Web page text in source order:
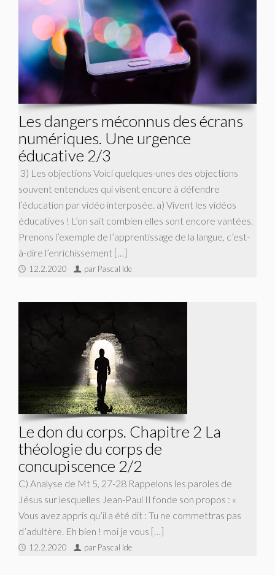
Les dangers méconnus des écrans
numériques. Une urgence
éducative 2/3
3) Les objections Voici quelques-unes des objections
souvent entendues qui visent encore à défendre
l’éducation par vidéo interposée. a) Vivent les vidéos
éducatives ! L’on sait combien elles sont encore vantées.
Prenons l’exemple de l’apprentissage de la langue, c’est-
à-dire l’enrichissement […]
12.2.2020 par Pascal Ide
Le don du corps. Chapitre 2 La
théologie du corps de
concupiscence 2/2
C) Analyse de Mt 5, 27-28 Rappelons les paroles de
Jésus sur lesquelles Jean-Paul II fonde son propos : «
Vous avez appris qu’il a été dit : Tu ne commettras pas
d’adultère. Eh bien ! moi je vous […]
12.2.2020 par Pascal Ide